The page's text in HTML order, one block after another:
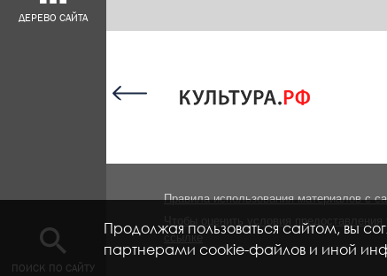
ДЕРЕВО САЙТА
ПОИСК ПО САЙТУ
Правила использования материалов с
Чтобы оценить условия предоставления
ссылке
Продолжая пользоваться сайтом, вы
партнерами cookie-файлов и иной